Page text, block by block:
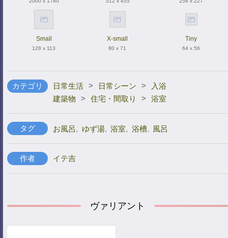
Small
128 x 113
X-small
80 x 71
Tiny
64 x 56
カテゴリ 日常生活 > 日常シーン >
入浴
建築物
> 住宅・間取り > 浴室
タグ お風呂, ゆず湯, 浴室, 浴槽, 風呂
作者 イテ吉
ヴァリアント